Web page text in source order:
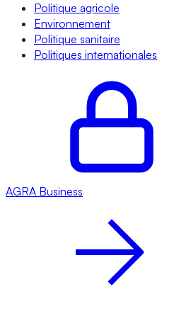
Politique agricole
Environnement
Politique sanitaire
Politiques internationales
AGRA Business